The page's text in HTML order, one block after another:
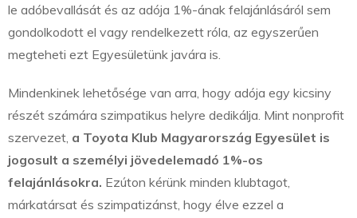
le adóbevallását és az adója 1%-ának felajánlásáról sem
gondolkodott el vagy rendelkezett róla, az egyszerűen
megteheti ezt Egyesületünk javára is.
Mindenkinek lehetősége van arra, hogy adója egy kicsiny
részét számára szimpatikus helyre dedikálja. Mint nonprofit
szervezet, a Toyota Klub Magyarország Egyesület is
jogosult a személyi jövedelemadó 1%-os
felajánlásokra. Ezúton kérünk minden klubtagot,
márkatársat és szimpatizánst, hogy élve ezzel a